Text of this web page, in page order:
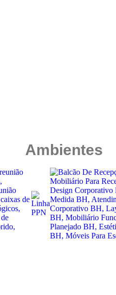
Ambientes